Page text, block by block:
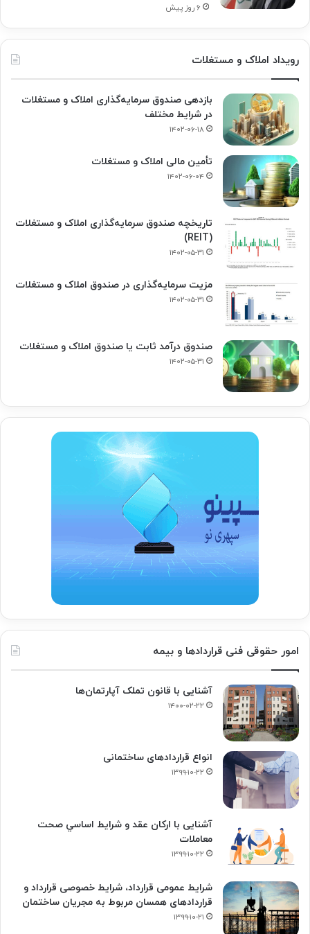
۶ روز پیش
رویداد املاک و مستغلات
بازدهی صندوق سرمایه‌گذاری املاک و مستغلات
در شرایط مختلف
۱۴۰۲-۰۶-۱۸
تأمین مالی املاک و مستغلات
۱۴۰۲-۰۶-۰۴
تاریخچه صندوق سرمایه‌گذاری املاک و مستغلات
(REIT)
۱۴۰۲-۰۵-۳۱
مزیت سرمایه‌گذاری در صندوق املاک و مستغلات
۱۴۰۲-۰۵-۳۱
صندوق درآمد ثابت یا صندوق املاک و مستغلات
۱۴۰۲-۰۵-۳۱
امور حقوقی فنی قراردادها و بیمه
آشنایی با قانون تملک آپارتمان‌ها
۱۴۰۰-۰۲-۲۲
انواع قراردادهای ساختمانی
۱۳۹۹-۱۰-۲۲
آشنایی با ارکان عقد و شرايط اساسي صحت
معاملات
۱۳۹۹-۱۰-۲۲
شرایط عمومی قرارداد، شرایط خصوصی قرارداد و
قراردادهای همسان مربوط به مجریان ساختمان
۱۳۹۹-۱۰-۲۱